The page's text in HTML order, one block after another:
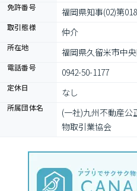
免許番号
福岡県知事(02)第
取引態様 仲介
所在地 福岡県久留米市中
電話番号 0942-50-1177
定休日 なし
所属団体名
(一社)九州不動産
物取引業協会